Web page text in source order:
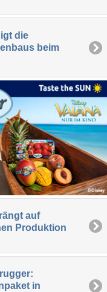
die
beim
auf
Produktion
in